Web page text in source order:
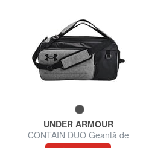
UNDER ARMOUR
CONTAIN DUO Geantă de
sală, portabilitate dublă